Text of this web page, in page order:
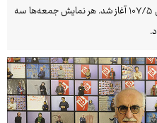
۱۸ مهر در رادیو نمایش، موج اف‌ام، فرکانس ۱۰۷/۵ آغاز شد. هر نمایش جمعه‌ها سه